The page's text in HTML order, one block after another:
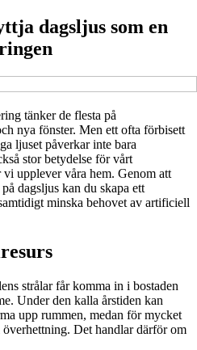
dagsljus som en
tänker de flesta på
nya fönster. Men ett ofta förbisett
ljuset påverkar inte bara
stor betydelse för vårt
upplever våra hem. Genom att
dagsljus kan du skapa ett
minska behovet av artificiell
strålar får komma in i bostaden
Under den kalla årstiden kan
upp rummen, medan för mycket
Det handlar därför om